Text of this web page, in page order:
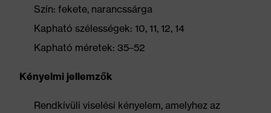
Szín: fekete, narancssárga
Kapható szélességek: 10, 11, 12, 14
Kapható méretek: 35–52
Kényelmi jellemzők
Rendkívüli viselési kényelem, amelyhez az